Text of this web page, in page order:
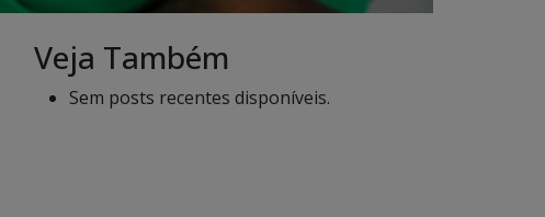
Veja Também
Sem posts recentes disponíveis.